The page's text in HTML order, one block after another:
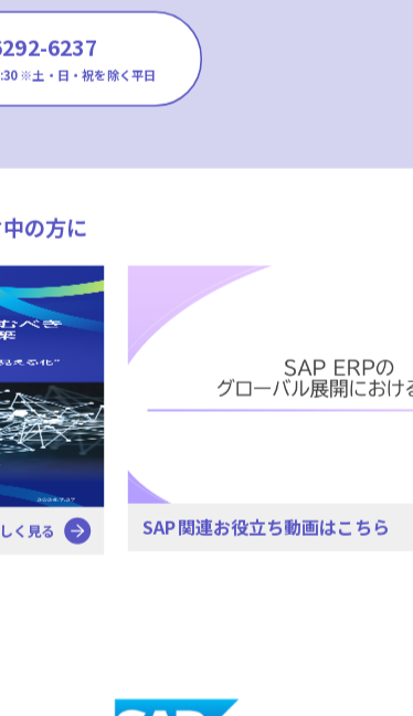
6237
※土・日・祝を除く平日
の方に
く見る SAP関連お役立ち動画はこちら